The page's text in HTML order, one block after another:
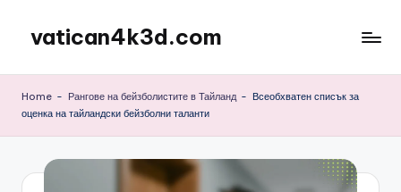
content
vatican4k3d.com
Home - Рангове на бейзболистите в Тайланд - Всеобхватен списък за
оценка на тайландски бейзболни таланти